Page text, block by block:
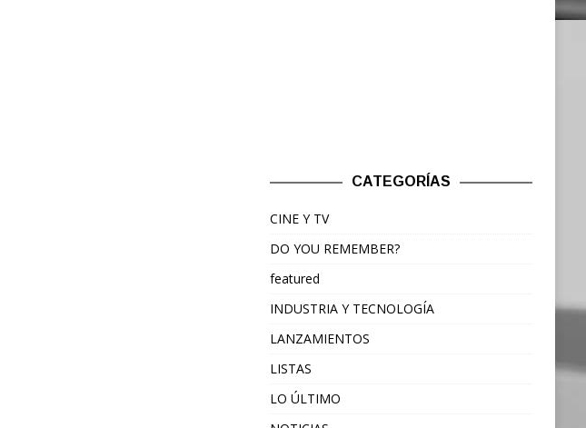
CATEGORÍAS
CINE Y TV
DO YOU REMEMBER?
featured
INDUSTRIA Y TECNOLOGÍA
LANZAMIENTOS
LISTAS
LO ÚLTIMO